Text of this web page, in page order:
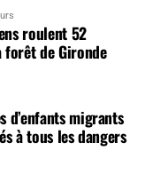
roulent 52
forêt de Gironde
d’enfants migrants
à tous les dangers